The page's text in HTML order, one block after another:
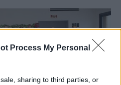
Process My Personal
sharing to third parties, or